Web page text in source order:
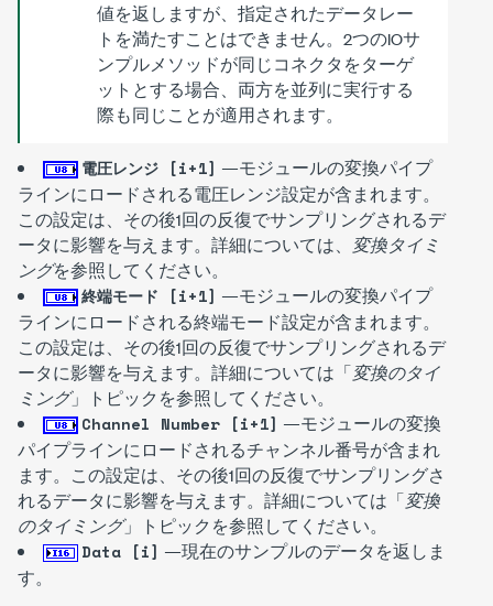
値を返しますが、指定されたデータレー
トを満たすことはできません。2つのIOサ
ンプルメソッドが同じコネクタをターゲ
ットとする場合、両方を並列に実行する
際も同じことが適用されます。
電圧レンジ [i+1] —モジュールの変換パイプ
ラインにロードされる電圧レンジ設定が含まれます。
この設定は、その後1回の反復でサンプリングされるデ
ータに影響を与えます。詳細については、 変換タイミ
ングを参照してください。
終端モード [i+1] —モジュールの変換パイプ
ラインにロードされる終端モード設定が含まれます。
この設定は、その後1回の反復でサンプリングされるデ
ータに影響を与えます。詳細については「変換のタイ
ミング」トピックを参照してください。
Channel Number [i+1] —モジュールの変換
パイプラインにロードされるチャンネル番号が含まれ
ます。この設定は、その後1回の反復でサンプリングさ
れるデータに影響を与えます。詳細については「変換
のタイミング」トピックを参照してください。
Data [i] —現在のサンプルのデータを返しま
す。